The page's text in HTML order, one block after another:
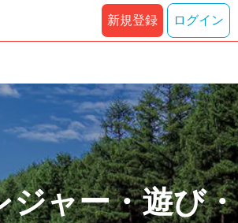
新規登録 ログイン
ジャー・遊び・